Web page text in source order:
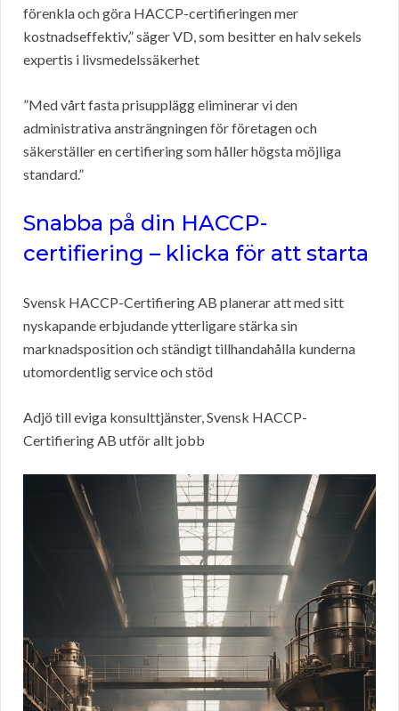
förenkla och göra HACCP-certifieringen mer
kostnadseffektiv,” säger VD, som besitter en halv sekels
expertis i livsmedelssäkerhet
”Med vårt fasta prisupplägg eliminerar vi den
administrativa ansträngningen för företagen och
säkerställer en certifiering som håller högsta möjliga
standard.”
Snabba på din HACCP-
certifiering – klicka för att starta
Svensk HACCP-Certifiering AB planerar att med sitt
nyskapande erbjudande ytterligare stärka sin
marknadsposition och ständigt tillhandahålla kunderna
utomordentlig service och stöd
Adjö till eviga konsulttjänster, Svensk HACCP-
Certifiering AB utför allt jobb